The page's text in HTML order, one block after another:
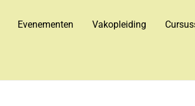
Evenementen Vakopleiding